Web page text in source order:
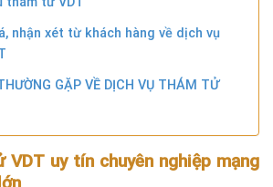
nhận xét từ khách hàng về dịch vụ
GẶP VỀ DỊCH VỤ THÁM TỬ
VDT uy tín chuyên nghiệp mạng